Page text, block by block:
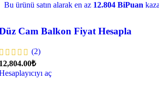
Bu ürünü satın alarak en az 12.804 BiPuan
Cam Balkon Fiyat Hesapla
(2)
aç